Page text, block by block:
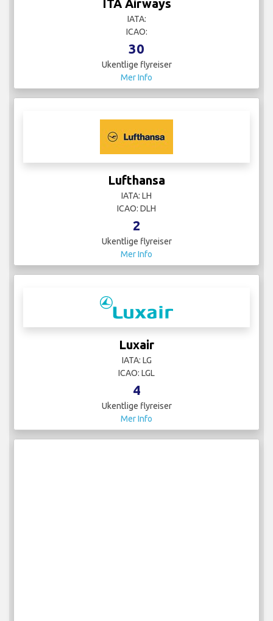
ITA Airways
IATA:
ICAO:
30
Ukentlige flyreiser
Mer Info
Lufthansa
IATA: LH
ICAO: DLH
2
Ukentlige flyreiser
Mer Info
Luxair
IATA: LG
ICAO: LGL
4
Ukentlige flyreiser
Mer Info